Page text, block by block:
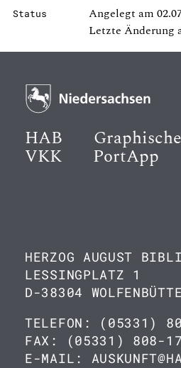
Status
Angelegt am
Letzte Änderung
HAB
VKK PortApp
HERZOG AUGUST
LESSINGPLATZ 1
D-38304
TELEFON: (05331)
FAX: (05331) 808-
E-MAIL: